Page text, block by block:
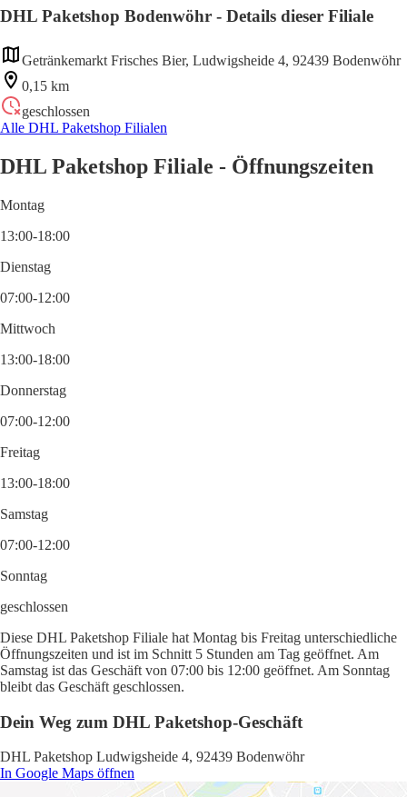
DHL Paketshop Bodenwöhr - Details dieser Filiale
Getränkemarkt Frisches Bier, Ludwigsheide 4, 92439 Bodenwöhr
0,15 km
geschlossen
Alle DHL Paketshop Filialen
DHL Paketshop Filiale - Öffnungszeiten
Montag
13:00-18:00
Dienstag
07:00-12:00
Mittwoch
13:00-18:00
Donnerstag
07:00-12:00
Freitag
13:00-18:00
Samstag
07:00-12:00
Sonntag
geschlossen
Diese DHL Paketshop Filiale hat Montag bis Freitag unterschiedliche
Öffnungszeiten und ist im Schnitt 5 Stunden am Tag geöffnet. Am
Samstag ist das Geschäft von 07:00 bis 12:00 geöffnet. Am Sonntag
bleibt das Geschäft geschlossen.
Dein Weg zum DHL Paketshop-Geschäft
DHL Paketshop Ludwigsheide 4, 92439 Bodenwöhr
In Google Maps öffnen